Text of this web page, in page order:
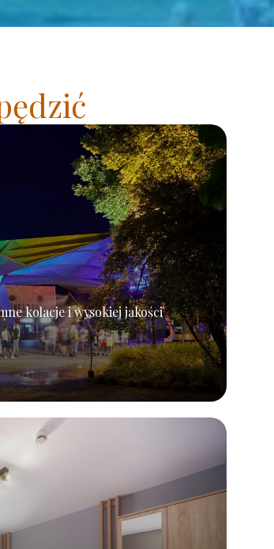
kolacje i wysokiej jakości